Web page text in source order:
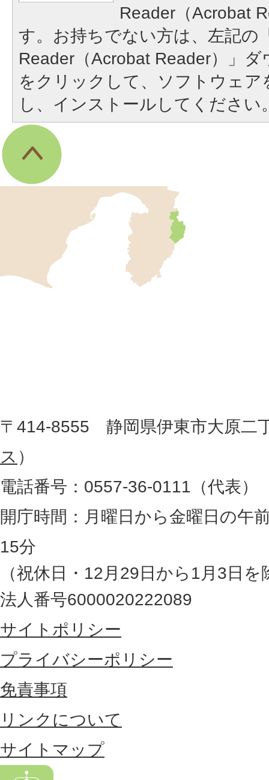
Reader（Acrobat
す。お持ちでない方は、左記の
Reader（Acrobat Reader）」
をクリックして、ソフトウェア
し、インストールしてください
地
図
。
静
岡
県
の
最
東
部
に
置
す
る
市
所
〒414-8555 静岡県伊東市大原二
ス ）
電話番号：0557-36-0111（代表）
開庁時間：月曜日から金曜日の午
15分
（祝休日・12月29日から1月3日を
法人番号6000020222089
サイトポリシー
プライバシーポリシー
免責事項
リンクについて
サイトマップ